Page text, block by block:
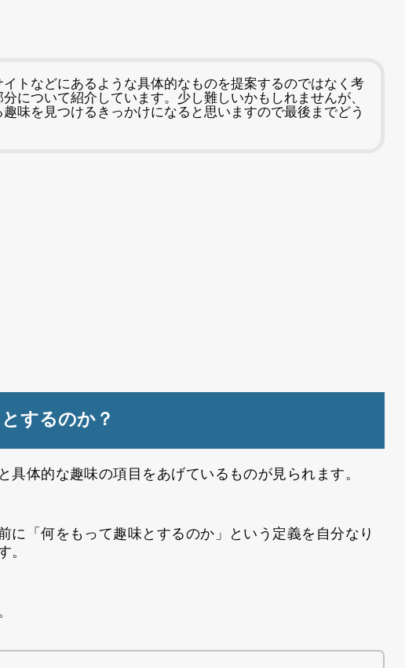
イトなどにあるような具体的なものを提案するのではなく考
について紹介しています。少し難しいかもしれませんが、
味を見つけるきっかけになると思いますので最後までどう
するのか？
具体的な趣味の項目をあげているものが見られます。
に「何をもって趣味とするのか」という定義を自分なり
。